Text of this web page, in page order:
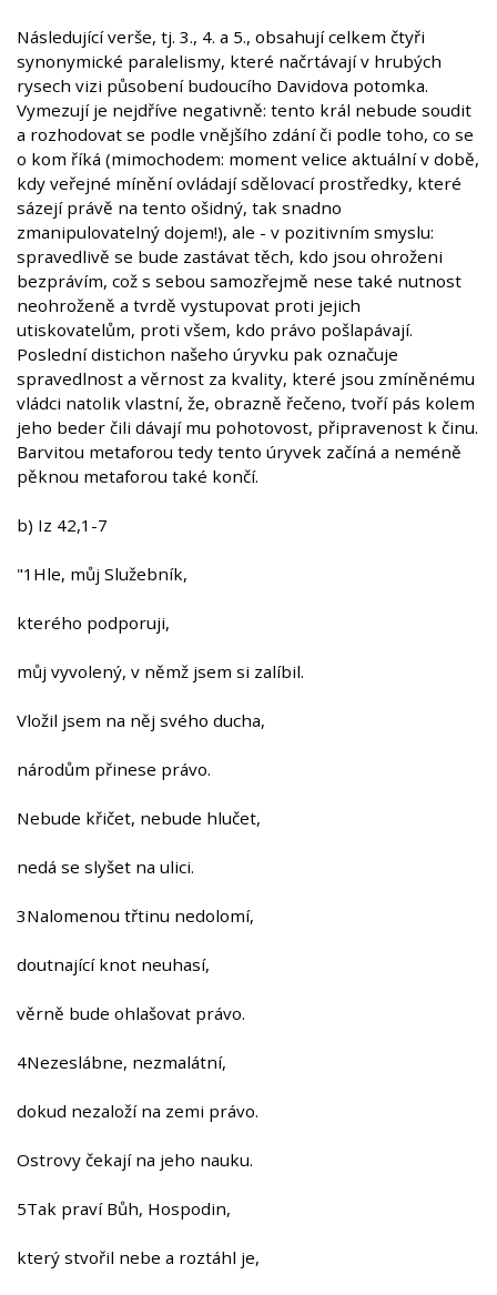
Následující verše, tj. 3., 4. a 5., obsahují celkem čtyři
synonymické paralelismy, které načrtávají v hrubých
rysech vizi působení budoucího Davidova potomka.
Vymezují je nejdříve negativně: tento král nebude soudit
a rozhodovat se podle vnějšího zdání či podle toho, co se
o kom říká (mimochodem: moment velice aktuální v době,
kdy veřejné mínění ovládají sdělovací prostředky, které
sázejí právě na tento ošidný, tak snadno
zmanipulovatelný dojem!), ale - v pozitivním smyslu:
spravedlivě se bude zastávat těch, kdo jsou ohroženi
bezprávím, což s sebou samozřejmě nese také nutnost
neohroženě a tvrdě vystupovat proti jejich
utiskovatelům, proti všem, kdo právo pošlapávají.
Poslední distichon našeho úryvku pak označuje
spravedlnost a věrnost za kvality, které jsou zmíněnému
vládci natolik vlastní, že, obrazně řečeno, tvoří pás kolem
jeho beder čili dávají mu pohotovost, připravenost k činu.
Barvitou metaforou tedy tento úryvek začíná a neméně
pěknou metaforou také končí.
b) Iz 42,1-7
"1Hle, můj Služebník,
kterého podporuji,
můj vyvolený, v němž jsem si zalíbil.
Vložil jsem na něj svého ducha,
národům přinese právo.
Nebude křičet, nebude hlučet,
nedá se slyšet na ulici.
3Nalomenou třtinu nedolomí,
doutnající knot neuhasí,
věrně bude ohlašovat právo.
4Nezeslábne, nezmalátní,
dokud nezaloží na zemi právo.
Ostrovy čekají na jeho nauku.
5Tak praví Bůh, Hospodin,
který stvořil nebe a roztáhl je,